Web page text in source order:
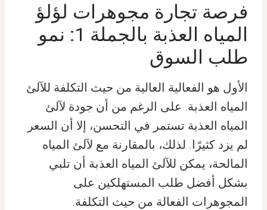
فرصة تجارة مجوهرات لؤلؤ
المياه العذبة بالجملة 1: نمو
طلب السوق
الأول هو الفعالية العالية من حيث التكلفة للآلئ
المياه العذبة. على الرغم من أن جودة لآلئ
المياه العذبة تستمر في التحسن، إلا أن السعر
لم يزد كثيرًا. لذلك، بالمقارنة مع لآلئ المياه
المالحة، يمكن للآلئ المياه العذبة أن تلبي
بشكل أفضل طلب المستهلكين على
المجوهرات الفعالة من حيث التكلفة.